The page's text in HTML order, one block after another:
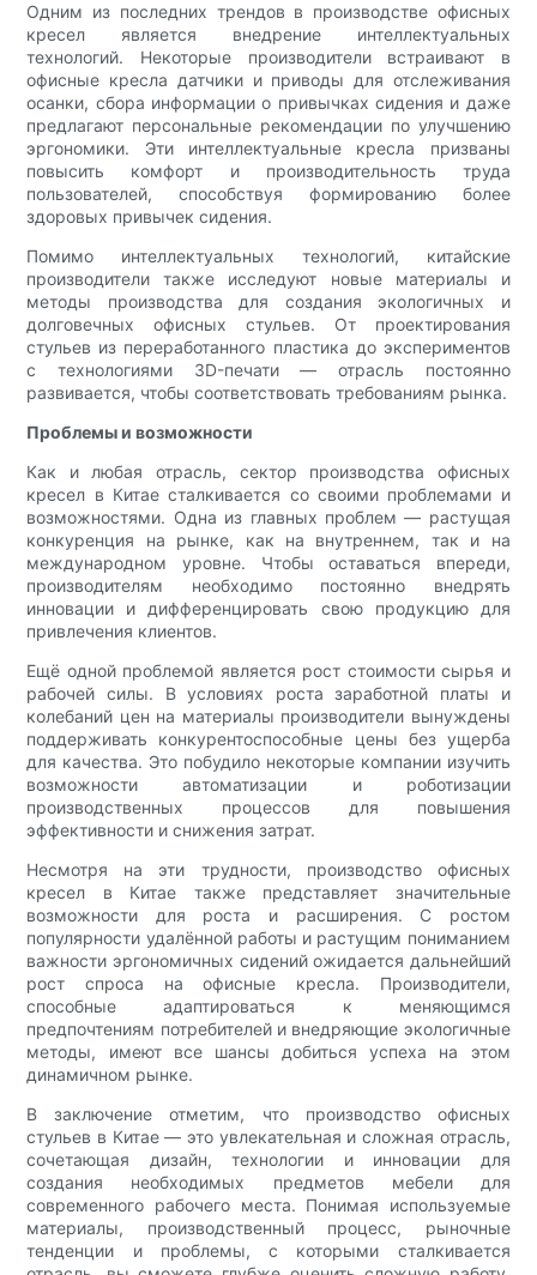
Одним из последних трендов в производстве офисных
кресел является внедрение интеллектуальных
технологий. Некоторые производители встраивают в
офисные кресла датчики и приводы для отслеживания
осанки, сбора информации о привычках сидения и даже
предлагают персональные рекомендации по улучшению
эргономики. Эти интеллектуальные кресла призваны
повысить комфорт и производительность труда
пользователей, способствуя формированию более
здоровых привычек сидения.
Помимо интеллектуальных технологий, китайские
производители также исследуют новые материалы и
методы производства для создания экологичных и
долговечных офисных стульев. От проектирования
стульев из переработанного пластика до экспериментов
с технологиями 3D-печати — отрасль постоянно
развивается, чтобы соответствовать требованиям рынка.
Проблемы и возможности
Как и любая отрасль, сектор производства офисных
кресел в Китае сталкивается со своими проблемами и
возможностями. Одна из главных проблем — растущая
конкуренция на рынке, как на внутреннем, так и на
международном уровне. Чтобы оставаться впереди,
производителям необходимо постоянно внедрять
инновации и дифференцировать свою продукцию для
привлечения клиентов.
Ещё одной проблемой является рост стоимости сырья и
рабочей силы. В условиях роста заработной платы и
колебаний цен на материалы производители вынуждены
поддерживать конкурентоспособные цены без ущерба
для качества. Это побудило некоторые компании изучить
возможности автоматизации и роботизации
производственных процессов для повышения
эффективности и снижения затрат.
Несмотря на эти трудности, производство офисных
кресел в Китае также представляет значительные
возможности для роста и расширения. С ростом
популярности удалённой работы и растущим пониманием
важности эргономичных сидений ожидается дальнейший
рост спроса на офисные кресла. Производители,
способные адаптироваться к меняющимся
предпочтениям потребителей и внедряющие экологичные
методы, имеют все шансы добиться успеха на этом
динамичном рынке.
В заключение отметим, что производство офисных
стульев в Китае — это увлекательная и сложная отрасль,
сочетающая дизайн, технологии и инновации для
создания необходимых предметов мебели для
современного рабочего места. Понимая используемые
материалы, производственный процесс, рыночные
тенденции и проблемы, с которыми сталкивается